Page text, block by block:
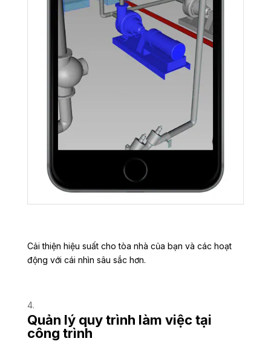
Cải thiện hiệu suất cho tòa nhà của bạn và các hoạt
động với cái nhìn sâu sắc hơn.
Quản lý quy trình làm việc tại
công trình